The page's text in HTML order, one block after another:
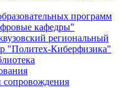
программ
кафедры"
региональный
"Политех-Киберфизика"